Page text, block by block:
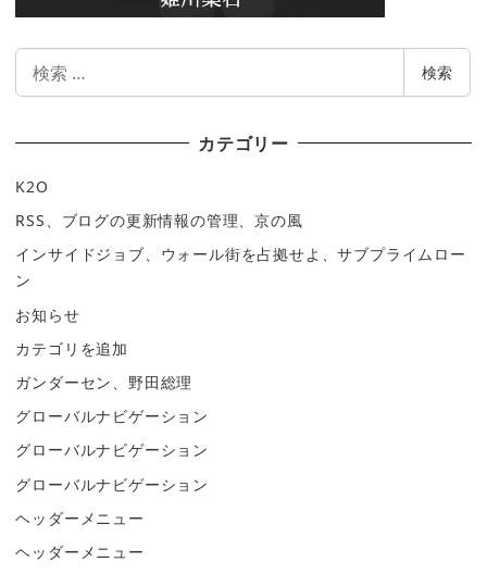
検索
カテゴリー
K2O
RSS、ブログの更新情報の管理、京の風
インサイドジョブ、ウォール街を占拠せよ、サブプライムロー
ン
お知らせ
カテゴリを追加
ガンダーセン、野田総理
グローバルナビゲーション
グローバルナビゲーション
グローバルナビゲーション
ヘッダーメニュー
ヘッダーメニュー